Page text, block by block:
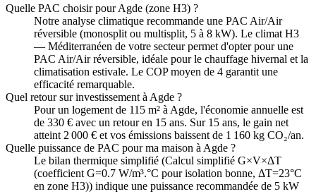
Quelle PAC choisir pour Agde (zone H3) ?
Notre analyse climatique recommande une PAC Air/Air
réversible (monosplit ou multisplit, 5 à 8 kW). Le climat H3
— Méditerranéen de votre secteur permet d'opter pour une
PAC Air/Air réversible, idéale pour le chauffage hivernal et la
climatisation estivale. Le COP moyen de 4 garantit une
efficacité remarquable.
Quel retour sur investissement à Agde ?
Pour un logement de 115 m² à Agde, l'économie annuelle est
de 330 € avec un retour en 15 ans. Sur 15 ans, le gain net
atteint 2 000 € et vos émissions baissent de 1 160 kg CO₂/an.
Quelle puissance de PAC pour ma maison à Agde ?
Le bilan thermique simplifié (Calcul simplifié G×V×ΔT
(coefficient G=0.7 W/m³.°C pour isolation bonne, ΔT=23°C
en zone H3)) indique une puissance recommandée de 5 kW